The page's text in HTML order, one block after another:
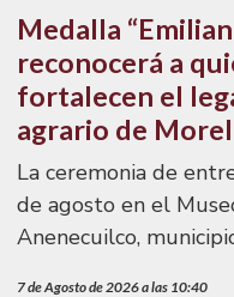
Medalla
reconocerá a
fortalecen el
agrario de
La ceremonia de
de agosto en el
Anenecuilco,
7 de Agosto de 2026 a las 10:40